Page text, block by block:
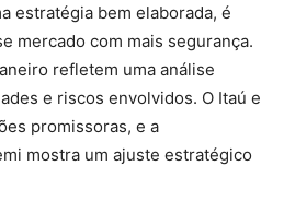
estratégia bem elaborada, é
mercado com mais segurança.
refletem uma análise
e riscos envolvidos. O Itaú e
promissoras, e a
mostra um ajuste estratégico